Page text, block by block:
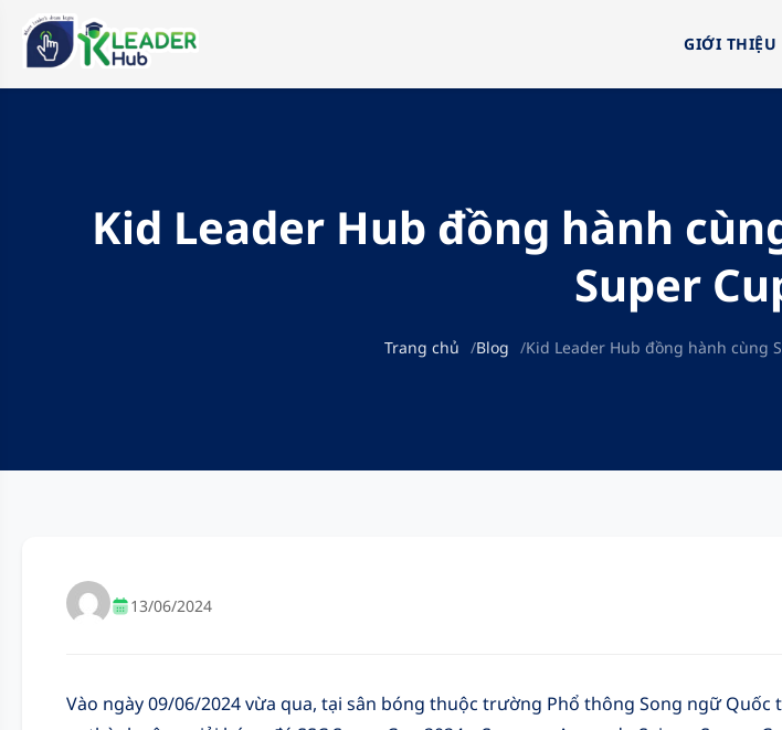
GIỚI THIỆU
Kid Leader Hub đồng hành
Super
Trang chủ Blog Kid Leader Hub đồng hành cùng
13/06/2024
Vào ngày 09/06/2024 vừa qua, tại sân bóng thuộc trường Phổ thông Song ngữ Quốc